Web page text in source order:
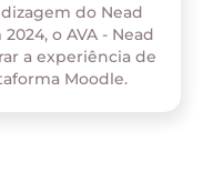
do Nead
o AVA - Nead
a experiência de
Moodle.